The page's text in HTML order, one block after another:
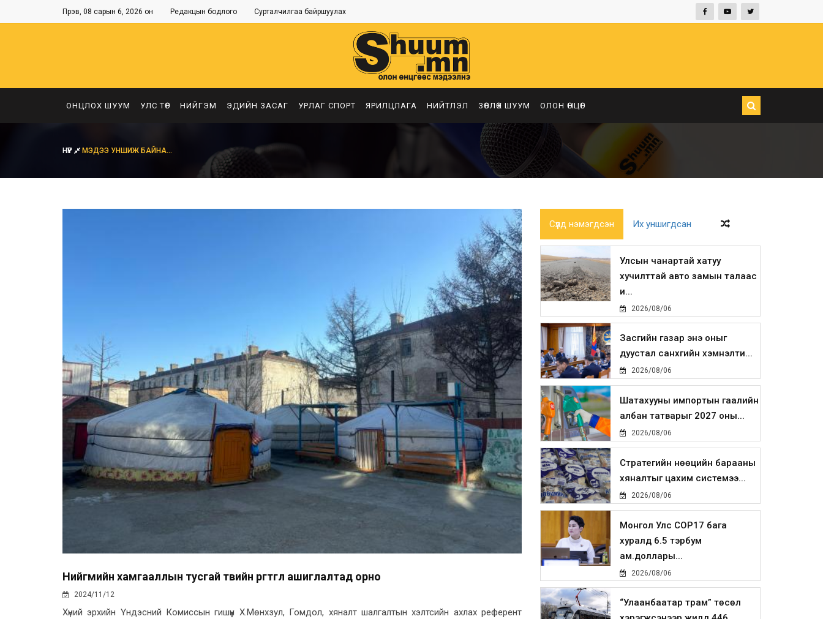
Пүрэв, 08 сарын 6, 2026 он Редакцын бодлого Сурталчилгаа байршуулах
ОНЦЛОХ ШУУМ УЛС ТӨР НИЙГЭМ ЭДИЙН ЗАСАГ УРЛАГ СПОРТ ЯРИЛЦЛАГА НИЙТЛЭЛ ЗӨВЛӨХ ШУУМ ОЛОН ӨНЦӨГ
НҮҮР МЭДЭЭ УНШИЖ БАЙНА...
Нийгмийн хамгааллын тусгай төвийн өргөтгөл ашиглалтад орно
2024/11/12
Хүний эрхийн Үндэсний Комиссын гишүүн Х.Мөнхзул, Гомдол, хяналт шалгалтын хэлтсийн ахлах референт
Сүүлд нэмэгдсэн Их уншигдсан
Улсын чанартай хатуу
хучилттай авто замын талаас
и...
2026/08/06
Засгийн газар энэ оныг
дуустал санхүүгийн хэмнэлти...
2026/08/06
Шатахууны импортын гаалийн
албан татварыг 2027 оны...
2026/08/06
Стратегийн нөөцийн барааны
хяналтыг цахим системээ...
2026/08/06
Монгол Улс COP17 бага
хуралд 6.5 тэрбум
ам.доллары...
2026/08/06
“Улаанбаатар трам” төсөл